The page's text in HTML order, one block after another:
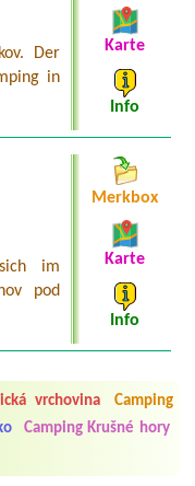
Der
in
Karte
Info
im
pod
Merkbox
Karte
Info
vrchovina
Camping
Camping Krušné hory
Co nás ale
den jsem si připadala
krásné čisté,koupání